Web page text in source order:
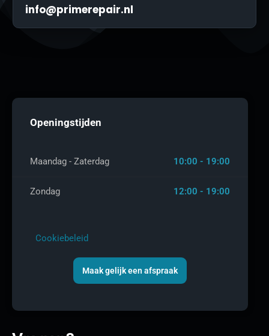
info@primerepair.nl
Openingstijden
Maandag - Zaterdag 10:00 - 19:00
Zondag 12:00 - 19:00
Cookiebeleid
Maak gelijk een afspraak